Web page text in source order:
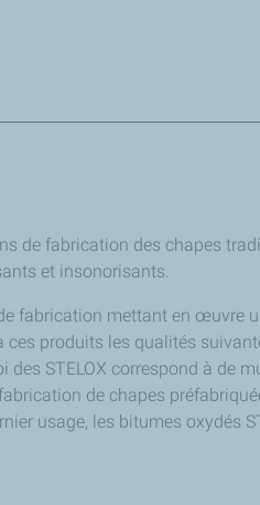
70°C de moins que le
de fabrication des chapes
et insonorisants.
fabrication mettant en œuvre
produits les qualités
des STELOX correspond à de
de chapes
usage, les bitumes oxydés